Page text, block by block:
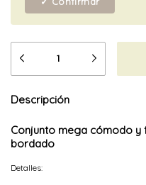
Descripción
Conjunto mega cómodo y
bordado
Detalles: